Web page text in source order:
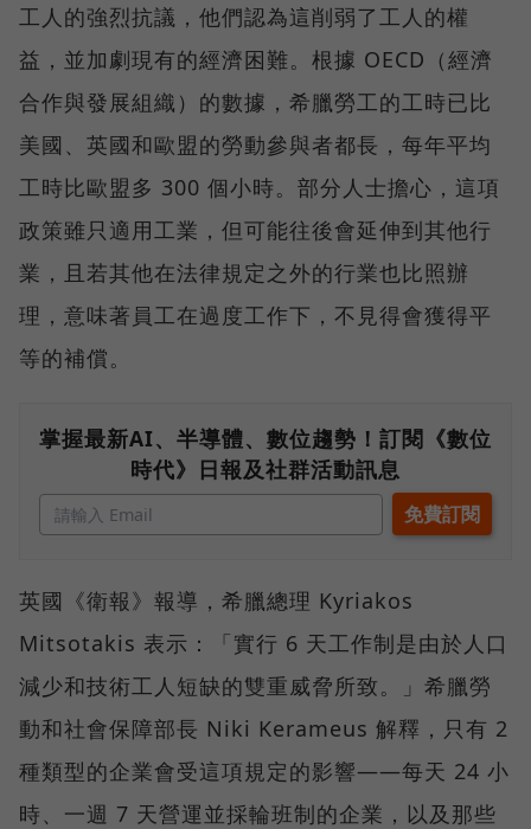
工人的強烈抗議，他們認為這削弱了工人的權
益，並加劇現有的經濟困難。根據 OECD（經濟
合作與發展組織）的數據，希臘勞工的工時已比
美國、英國和歐盟的勞動參與者都長，每年平均
工時比歐盟多 300 個小時。部分人士擔心，這項
政策雖只適用工業，但可能往後會延伸到其他行
業，且若其他在法律規定之外的行業也比照辦
理，意味著員工在過度工作下，不見得會獲得平
等的補償。
掌握最新AI、半導體、數位趨勢！訂閱《數位
時代》日報及社群活動訊息
英國《衛報》報導，希臘總理 Kyriakos
Mitsotakis 表示：「實行 6 天工作制是由於人口
減少和技術工人短缺的雙重威脅所致。」希臘勞
動和社會保障部長 Niki Kerameus 解釋，只有 2
種類型的企業會受這項規定的影響——每天 24 小
時、一週 7 天營運並採輪班制的企業，以及那些